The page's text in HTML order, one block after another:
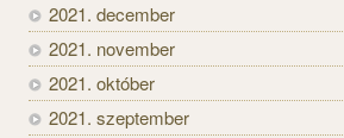
2021. december
2021. november
2021. október
2021. szeptember